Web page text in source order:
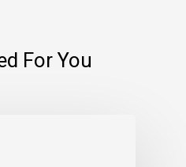
For You